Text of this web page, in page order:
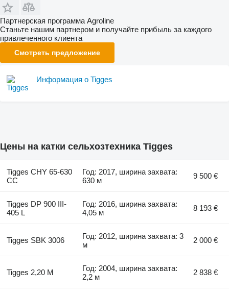
Партнерская программа Agroline
Станьте нашим партнером и получайте прибыль за каждого
привлеченного клиента
Смотреть предложение
Информация о Tigges
Цены на катки сельхозтехника Tigges
Tigges CHY 65-630
CC
Год: 2017, ширина захвата:
630 м
9 500 €
Tigges DP 900 III-
405 L
Год: 2016, ширина захвата:
4,05 м
8 193 €
Tigges SBK 3006
Год: 2012, ширина захвата: 3
м
2 000 €
Tigges 2,20 M
Год: 2004, ширина захвата:
2,2 м
2 838 €